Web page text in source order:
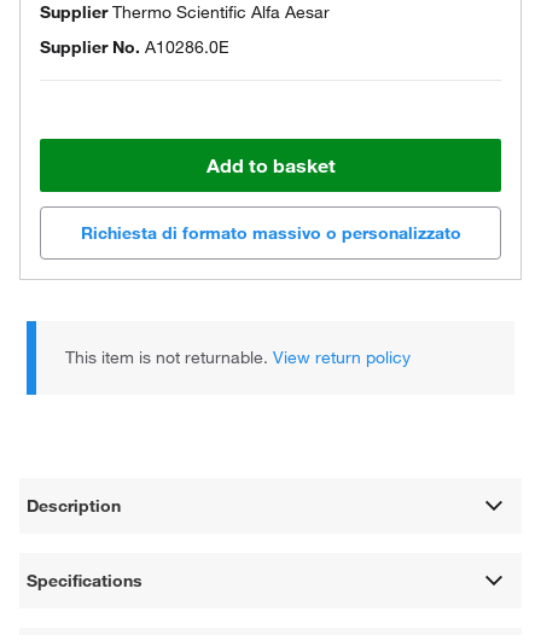
SupplierThermo Scientific Alfa Aesar
Supplier No. A10286.0E
Add to basket
Richiesta di formato massivo o personalizzato
This item is not returnable.View return policy
Description
Specifications